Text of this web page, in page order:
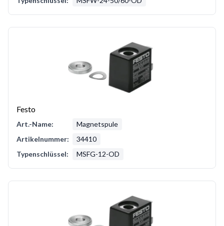
Festo
Art.-Name:
Magnetspule
Artikelnummer:
34410
Typenschlüssel:
MSFG-12-OD